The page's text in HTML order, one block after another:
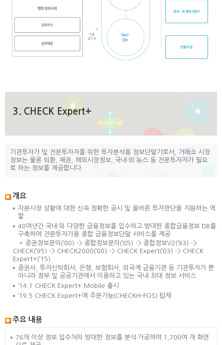
3. CHECK Expert+
기관투자가 및 전문투자자를 위한 투자분석용 정보단말기로서, 거래소 시장
정보는 물론 외환, 채권, 해외시장정보, 국내·외 뉴스 등 전문투자자가 필요
로 하는 정보를 제공합니다.
개요
자본시장 상황에 대한 신속·정확한 공시 및 올바른 투자판단을 지원하는 역
할
40여년간 국내·외 다양한 금융정보를 입수하고 방대한 종합금융정보 DB를
구축하여 전문투자가용 종합 금융정보단말 서비스를 제공
* 증권정보문의(‘80) -> 종합정보문의(‘85) -> 종합정보V2(‘93) ->
CHECK(‘95) -> CHECK2000(‘00) -> CHECK Expert(‘03) -> CHECK
Expert+(‘15)
증권사, 투자신탁회사, 은행, 보험회사, 외국계 금융기관 등 기관투자가 뿐
아니라 정부 및 공공기관에서 이용하고 있는 국내 최대 정보 서비스
‘14.1 CHECK Expert+ Mobile 출시
‘19.5 CHECK Expert+에 주문기능(CHECKH-FOS) 탑재
주요 내용
76개 이상 정보 입수처의 방대한 정보를 분석·가공하여 1,700여 개 화면